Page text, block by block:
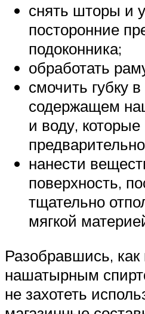
снять шторы и
посторонние
подоконника;
обработать
смочить губку
содержащем
и воду,
нанести
поверхность,
тщательно
мягкой
Разобравшись,
нашатырным
не захотеть